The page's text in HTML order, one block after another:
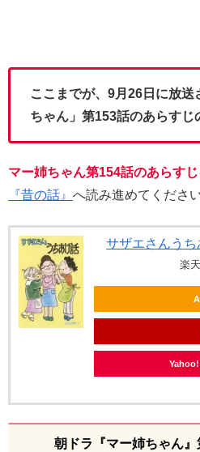
ここまでが、9月26日に放
ちゃん」第153話のあらすじ
マー姉ちゃん第154話のあらす
『昔の話』 へ読み進めてください
サザエさんうち
楽
朝ドラ『マー姉ちゃん